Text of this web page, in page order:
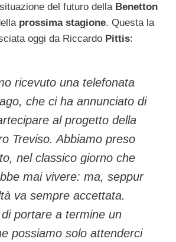
del futuro della Benetton
prossima stagione. Questa la
oggi da Riccardo Pittis:
ricevuto una telefonata
che ci ha annunciato di
al progetto della
Treviso. Abbiamo preso
nel classico giorno che
mai vivere: ma, seppur
va sempre accettata.
portare a termine un
possiamo solo attenderci